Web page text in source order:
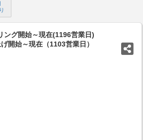
グ開始～現在(1196営業日)
開始～現在（1103営業日）